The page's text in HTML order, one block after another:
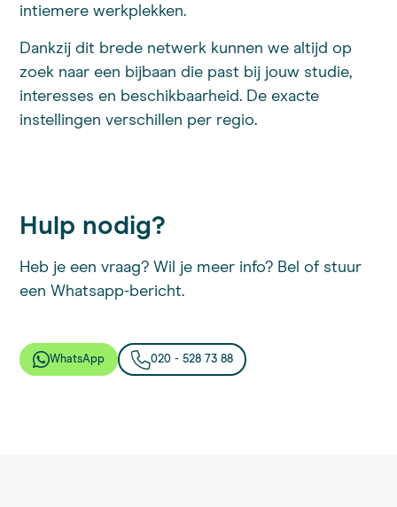
intiemere werkplekken.
Dankzij dit brede netwerk kunnen we altijd op
zoek naar een bijbaan die past bij jouw studie,
interesses en beschikbaarheid. De exacte
instellingen verschillen per regio.
Hulp nodig?
Heb je een vraag? Wil je meer info? Bel of stuur
een Whatsapp-bericht.
WhatsApp 020 - 528 73 88